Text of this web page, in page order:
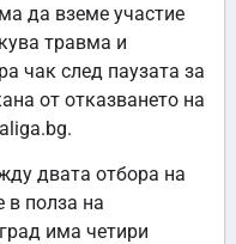
да вземе участие
травма и
чак след паузата за
от отказването на
двата отбора на
в полза на
има четири